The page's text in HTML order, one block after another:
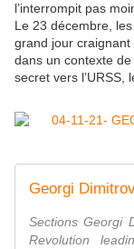
l’interrompit pas
Le 23 décembre,
grand jour craignant
dans un contexte
secret vers l’URSS,
Georgi
Sections Georgi
Revolution